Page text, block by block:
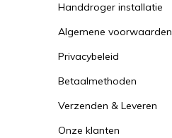
Handdroger installatie
Algemene voorwaarden
Privacybeleid
Betaalmethoden
Verzenden & Leveren
Onze klanten